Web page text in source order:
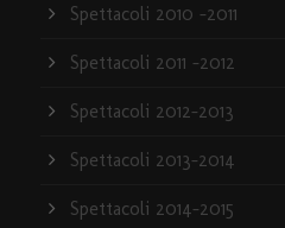
Spettacoli 2010 -2011
Spettacoli 2011 -2012
Spettacoli 2012-2013
Spettacoli 2013-2014
Spettacoli 2014-2015